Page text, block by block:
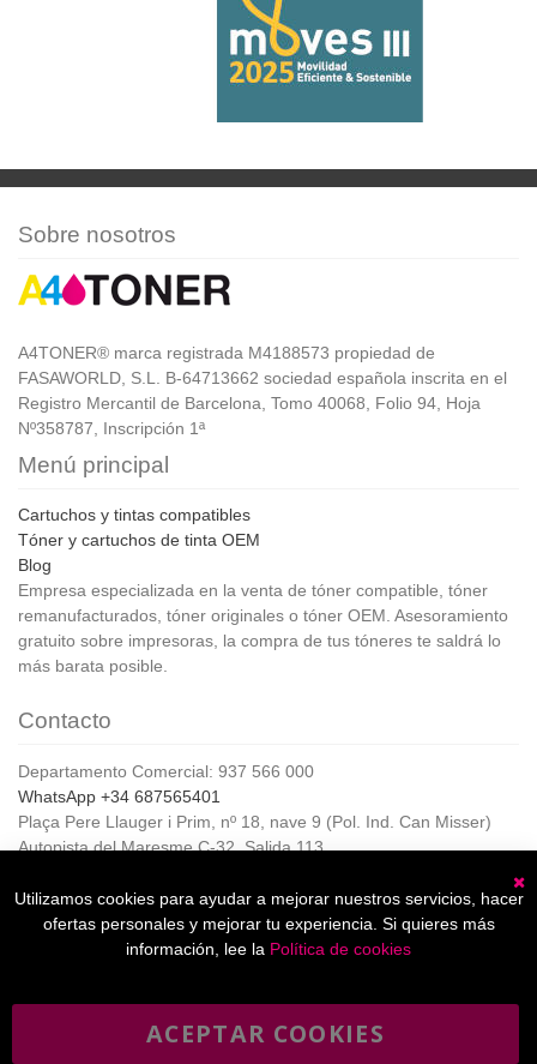
Sobre nosotros
A4TONER® marca registrada M4188573 propiedad de
FASAWORLD, S.L. B-64713662 sociedad española inscrita en el
Registro Mercantil de Barcelona, Tomo 40068, Folio 94, Hoja
Nº358787, Inscripción 1ª
Menú principal
Cartuchos y tintas compatibles
Tóner y cartuchos de tinta OEM
Blog
Empresa especializada en la venta de tóner compatible, tóner
remanufacturados, tóner originales o tóner OEM. Asesoramiento
gratuito sobre impresoras, la compra de tus tóneres te saldrá lo
más barata posible.
Contacto
Departamento Comercial: 937 566 000
WhatsApp +34 687565401
Plaça Pere Llauger i Prim, nº 18, nave 9 (Pol. Ind. Can Misser)
Autopista del Maresme C-32, Salida 113
Horario de Atención al cliente:
De lunes a jueves de 8:00 a 17:00,
Viernes de 8:00 a 15:00
Utilizamos cookies para ayudar a mejorar nuestros servicios, hacer
ofertas personales y mejorar tu experiencia. Si quieres más
información, lee la Política de cookies
ACEPTAR COOKIES